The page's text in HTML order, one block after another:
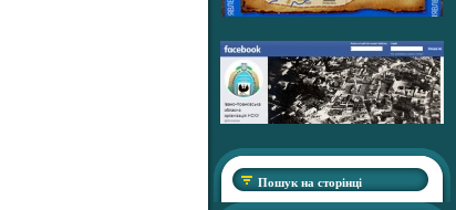
Пошук на сторінці